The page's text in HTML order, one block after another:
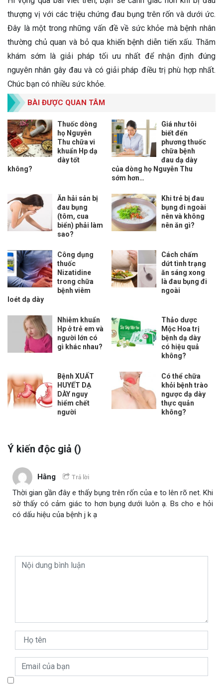
thượng vị với các triệu chứng đau bụng trên rốn và dưới ức.
Đây là một trong những vấn đề về sức khỏe mà bệnh nhân
thường chủ quan và bỏ qua khiến bệnh diễn tiến xấu. Thăm
khám sớm là giải pháp tối ưu nhất để nhận định đúng
nguyên nhân gây đau và có giải pháp điều trị phù hợp nhất.
Chúc bạn có nhiều sức khỏe.
BÀI ĐƯỢC QUAN TÂM
Thuốc dòng
họ Nguyễn
Thu chữa vi
khuẩn Hp dạ
dày tốt
không?
Giá như tôi
biết đến
phương thuốc
chữa bệnh
đau dạ dày
của dòng họ Nguyễn Thu
sớm hơn…
Ăn hải sản bị
đau bụng
(tôm, cua
biển) phải làm
sao?
Khi trẻ bị đau
bụng đi ngoài
nên và không
nên ăn gì?
Công dụng
thuốc
Nizatidine
trong chữa
bệnh viêm
loét dạ dày
Cách chấm
dứt tình trạng
ăn sáng xong
là đau bụng đi
ngoài
Nhiễm khuẩn
Hp ở trẻ em và
người lớn có
gì khác nhau?
Thảo dược
Mộc Hoa trị
bệnh dạ dày
có hiệu quả
không?
Bệnh XUẤT
HUYẾT DẠ
DÀY nguy
hiểm chết
người
Có thể chữa
khỏi bệnh trào
ngược dạ dày
thực quản
không?
Ý kiến độc giả ()
Hằng Trả lời
Thời gian gần đây e thấy bụng trên rốn của e to lên rõ net. Khi
sờ thấy có cảm giác to hơn bụng dưới luôn ạ. Bs cho e hỏi
có dấu hiệu của bệnh j k ạ